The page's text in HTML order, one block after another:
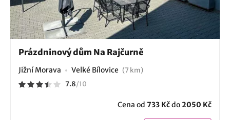
Prázdninový dům Na Rajčurně
Jižní Morava Velké Bílovice (7 km)
7.8/10
Cena od 733 Kčdo2050 Kč